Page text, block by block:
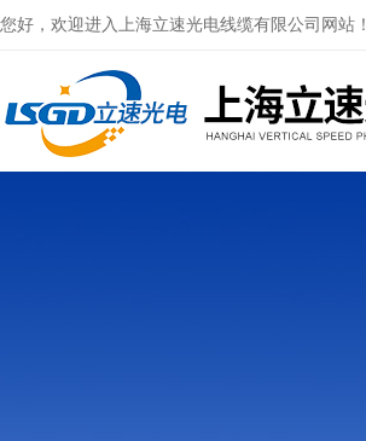
您好，欢迎进入上海立速光电线缆有限公司网站！